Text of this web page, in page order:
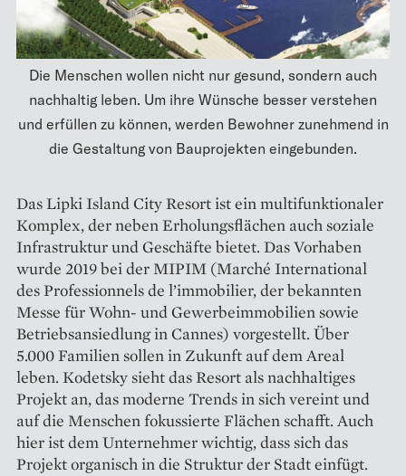
Die Menschen wollen nicht nur gesund, sondern auch
nachhaltig leben. Um ihre Wünsche besser verstehen
und erfüllen zu können, werden Bewohner zunehmend in
die Gestaltung von Bauprojekten eingebunden.
Das Lipki Island City Resort ist ein multifunktionaler
Komplex, der neben Erholungsflächen auch soziale
Infrastruktur und Geschäfte bietet. Das Vorhaben
wurde 2019 bei der ­MIPIM (Marché International
des Professionnels de l’immobilier, der bekannten
Messe für Wohn- und Gewerbeimmobilien sowie
Betriebs­ansiedlung in Cannes) vorgestellt. Über
5.000 Familien sollen in Zukunft auf dem Areal
leben. Kodetsky sieht das Resort als nachhaltiges
Projekt an, das moderne Trends in sich vereint und
auf die Menschen fokussierte Flächen schafft. Auch
hier ist dem Unternehmer wichtig, dass sich das
Projekt organisch in die Struktur der Stadt einfügt.